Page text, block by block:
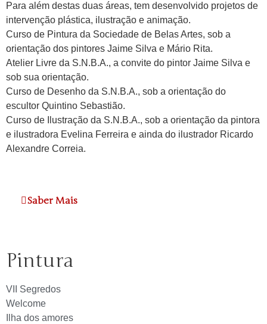
Para além destas duas áreas, tem desenvolvido projetos de
intervenção plástica, ilustração e animação.
Curso de Pintura da Sociedade de Belas Artes, sob a
orientação dos pintores Jaime Silva e Mário Rita.
Atelier Livre da S.N.B.A., a convite do pintor Jaime Silva e
sob sua orientação.
Curso de Desenho da S.N.B.A., sob a orientação do
escultor Quintino Sebastião.
Curso de Ilustração da S.N.B.A., sob a orientação da pintora
e ilustradora Evelina Ferreira e ainda do ilustrador Ricardo
Alexandre Correia.
Saber Mais
Pintura
VII Segredos
Welcome
Ilha dos amores